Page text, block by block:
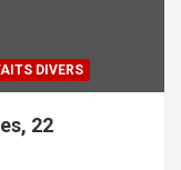
DIVERS
22